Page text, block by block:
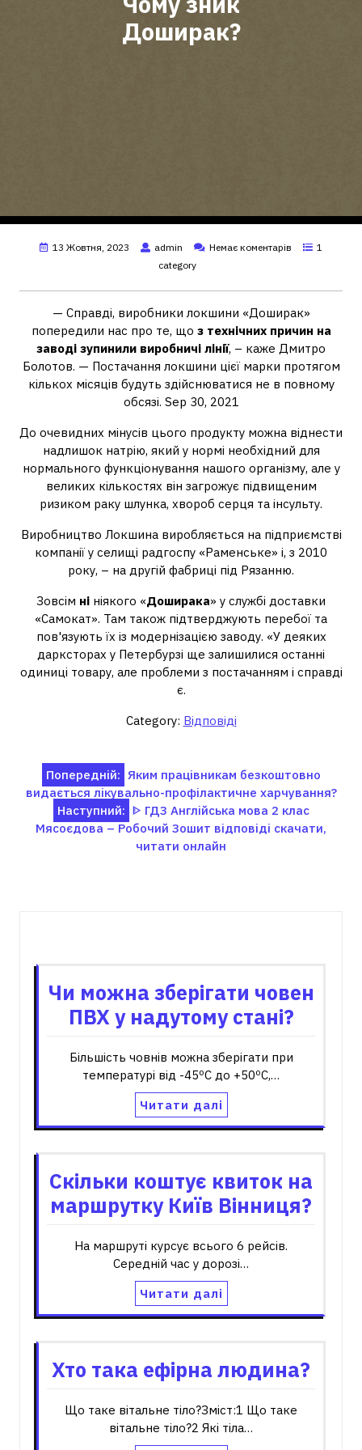
Доширак?
13 Жовтня, 2023 admin Немає коментарів
1
category
— Справді, виробники локшини «Доширак»
попередили нас про те, що з технічних причин на
заводі зупинили виробничі лінії, – каже Дмитро
Болотов. — Постачання локшини цієї марки протягом
кількох місяців будуть здійснюватися не в повному
обсязі. Sep 30, 2021
До очевидних мінусів цього продукту можна віднести
надлишок натрію, який у нормі необхідний для
нормального функціонування нашого організму, але у
великих кількостях він загрожує підвищеним
ризиком раку шлунка, хвороб серця та інсульту.
Виробництво Локшина виробляється на підприємстві
компанії у селищі радгоспу «Раменське» і, з 2010
року, – на другій фабриці під Рязанню.
Зовсім ні ніякого «Доширака» у службі доставки
«Самокат». Там також підтверджують перебої та
пов'язують їх із модернізацією заводу. «У деяких
дарксторах у Петербурзі ще залишилися останні
одиниці товару, але проблеми з постачанням і справді
є.
Category: Відповіді
Навігація
записів
Попередній: Яким працівникам безкоштовно
видається лікувально-профілактичне харчування?
Наступний: ᐈ ГДЗ Англійська мова 2 клас
Мясоєдова – Робочий Зошит відповіді скачати,
читати онлайн
Чи можна зберігати човен
ПВХ у надутому стані?
Більшість човнів можна зберігати при
температурі від -45ºС до +50ºС,…
Читати далі
Скільки коштує квиток на
маршрутку Київ Вінниця?
На маршруті курсує всього 6 рейсів.
Середній час у дорозі…
Читати далі
Хто така ефірна людина?
Що таке вітальне тіло?Зміст:1 Що таке
вітальне тіло?2 Які тіла…